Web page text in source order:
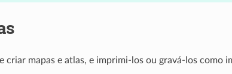
mapas e atlas, e imprimi-los ou gravá-los como